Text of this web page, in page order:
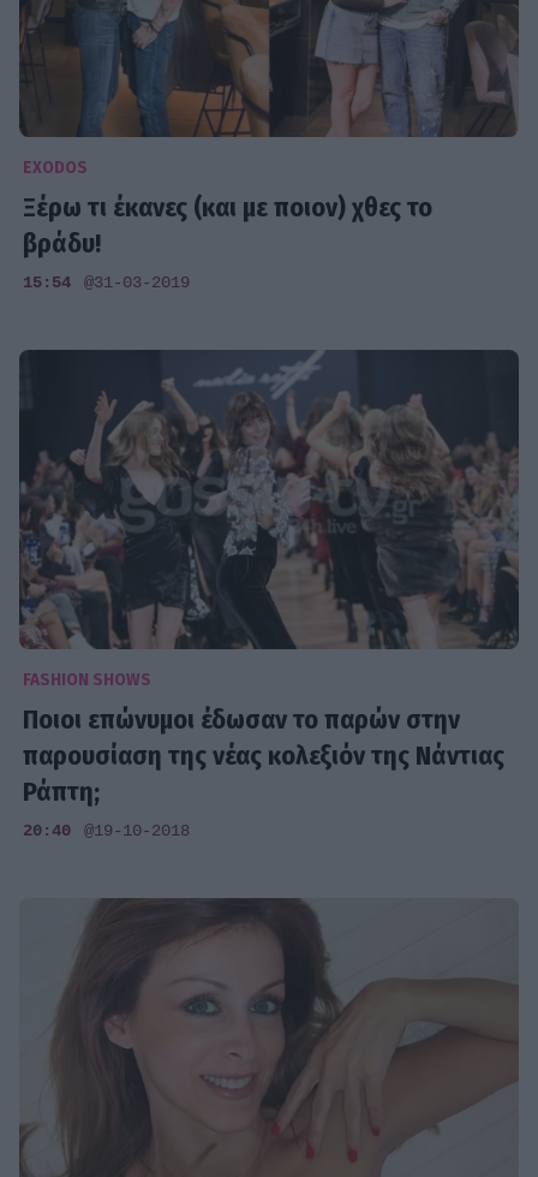
EXODOS
Ξέρω τι έκανες (και με ποιον) χθες το
βράδυ!
15:54 @31-03-2019
FASHION SHOWS
Ποιοι επώνυμοι έδωσαν το παρών στην
παρουσίαση της νέας κολεξιόν της Νάντιας
Ράπτη;
20:40 @19-10-2018